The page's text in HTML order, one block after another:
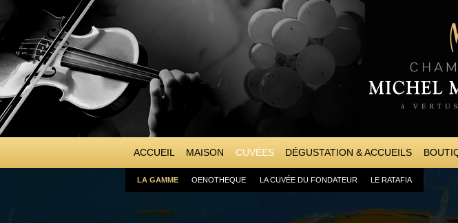
principal
ACCUEIL MAISON CUVÉES
LA GAMME OENOTHEQUE LA CUVÉE DU FONDATEUR LE RATAFIA
DÉGUSTATION & ACCUEILS